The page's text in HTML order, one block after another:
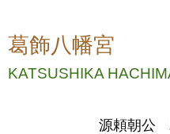
葛飾八幡宮
KATSUSHIKA
源頼朝公